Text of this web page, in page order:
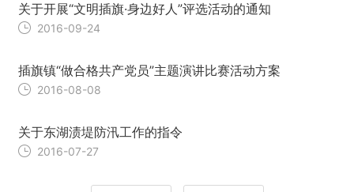
关于开展“文明插旗·身边好人”评选活动的通知
2016-09-24
插旗镇“做合格共产党员”主题演讲比赛活动方案
2016-08-08
关于东湖渍堤防汛工作的指令
2016-07-27